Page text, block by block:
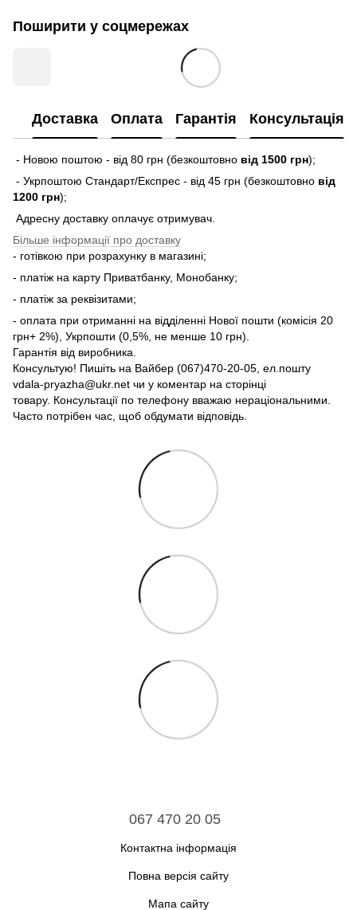
Поширити у соцмережах
Доставка Оплата Гарантія Консультація
- Новою поштою - від 80 грн (безкоштовно від 1500 грн);
- Укрпоштою Стандарт/Експрес - від 45 грн (безкоштовно від
1200 грн);
Адресну доставку оплачує отримувач.
Більше інформації про доставку
- готівкою при розрахунку в магазині;
- платіж на карту Приватбанку, Монобанку;
- платіж за реквізитами;
- оплата при отриманні на відділенні Нової пошти (комісія 20
грн+ 2%), Укрпошти (0,5%, не менше 10 грн).
Гарантія від виробника.
Консультую! Пишіть на Вайбер (067)470-20-05, ел.пошту
vdala-pryazha@ukr.net чи у коментар на сторінці
товару. Консультації по телефону вважаю нераціональними.
Часто потрібен час, щоб обдумати відповідь.
067 470 20 05
Контактна інформація
Повна версія сайту
Мапа сайту